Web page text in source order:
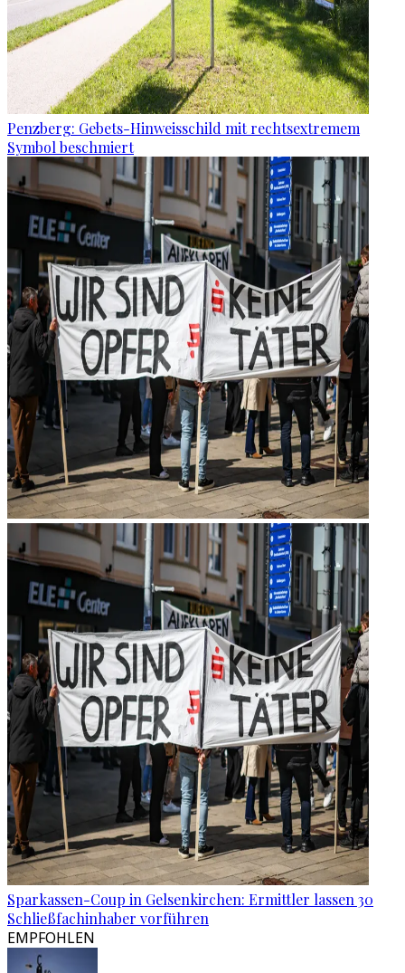
Penzberg: Gebets-Hinweisschild mit rechtsextremem
Symbol beschmiert
Sparkassen-Coup in Gelsenkirchen: Ermittler lassen 30
Schließfachinhaber vorführen
EMPFOHLEN